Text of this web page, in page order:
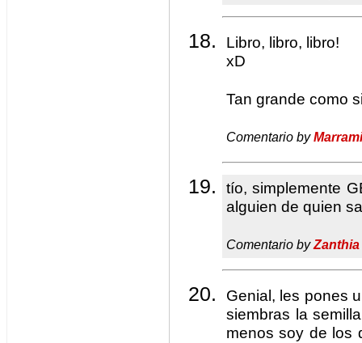
Libro, libro, libro!
xD
Tan grande como
Comentario by
tío, simplemente
alguien de quien
Comentario byZanthia
Genial, les pones
siembras la
menos soy de los